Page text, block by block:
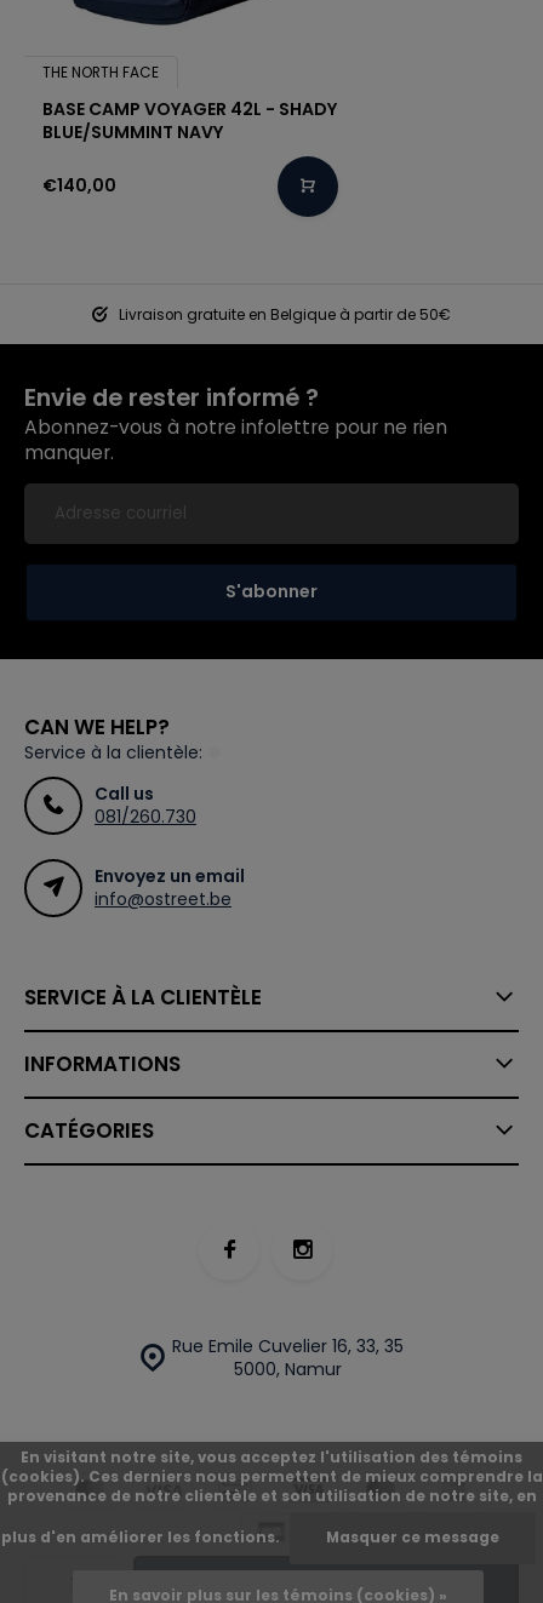
Ajouter
THE NORTH FACE
BASE CAMP VOYAGER 42L - SHADY
BLUE/SUMMINT NAVY
€140,00
Livraison gratuite en Belgique à partir de 50€
Envie de rester informé ?
Abonnez-vous à notre infolettre pour ne rien
manquer.
S'abonner
CAN WE HELP?
Service à la clientèle:
Call us
081/260.730
Envoyez un email
info@ostreet.be
SERVICE À LA CLIENTÈLE
INFORMATIONS
CATÉGORIES
Rue Emile Cuvelier 16, 33, 35
5000, Namur
En visitant notre site, vous acceptez l'utilisation des témoins
(cookies). Ces derniers nous permettent de mieux comprendre la
provenance de notre clientèle et son utilisation de notre site, en
plus d'en améliorer les fonctions. Masquer ce message
En savoir plus sur les témoins (cookies) »